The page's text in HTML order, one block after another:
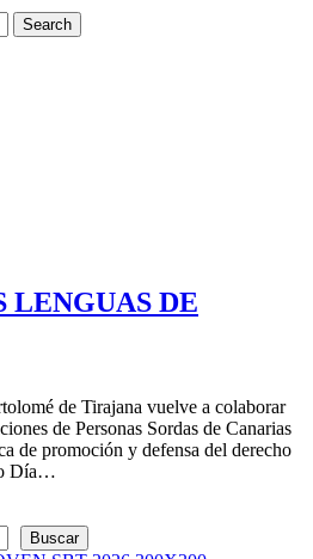
LENGUAS DE
de Tirajana vuelve a colaborar
de Personas Sordas de Canarias
de promoción y defensa del derecho
Día…
Buscar